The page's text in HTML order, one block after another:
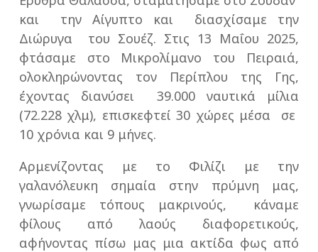
και την Αίγυπτο και διασχίσαμε την
Διώρυγα του Σουέζ. Στις 13 Μαΐου 2025,
φτάσαμε στο Μικρολίμανο του Πειραιά,
ολοκληρώνοντας τον Περίπλου της Γης,
έχοντας διανύσει 39.000 ναυτικά μίλια
(72.228 χλμ), επισκεφτεί 30 χώρες μέσα σε
10 χρόνια και 9 μήνες.
Αρμενίζοντας με το Φιλίζι με την
γαλανόλευκη σημαία στην πρύμνη μας,
γνωρίσαμε τόπους μακρινούς, κάναμε
φίλους από λαούς διαφορετικούς,
αφήνοντας πίσω μας μια ακτίδα φως από